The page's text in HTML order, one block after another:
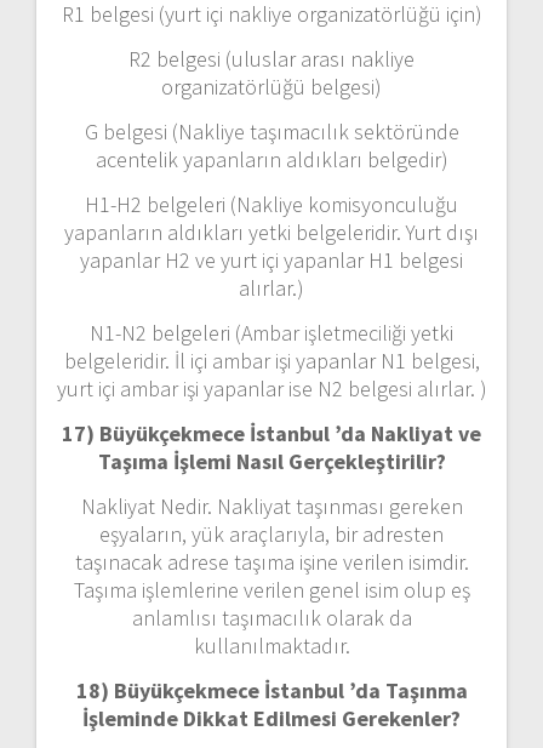
R1 belgesi (yurt içi nakliye organizatörlüğü için)
R2 belgesi (uluslar arası nakliye
organizatörlüğü belgesi)
G belgesi (Nakliye taşımacılık sektöründe
acentelik yapanların aldıkları belgedir)
H1-H2 belgeleri (Nakliye komisyonculuğu
yapanların aldıkları yetki belgeleridir. Yurt dışı
yapanlar H2 ve yurt içi yapanlar H1 belgesi
alırlar.)
N1-N2 belgeleri (Ambar işletmeciliği yetki
belgeleridir. İl içi ambar işi yapanlar N1 belgesi,
yurt içi ambar işi yapanlar ise N2 belgesi alırlar. )
17) Büyükçekmece İstanbul ’da Nakliyat ve
Taşıma İşlemi Nasıl Gerçekleştirilir?
Nakliyat Nedir. Nakliyat taşınması gereken
eşyaların, yük araçlarıyla, bir adresten
taşınacak adrese taşıma işine verilen isimdir.
Taşıma işlemlerine verilen genel isim olup eş
anlamlısı taşımacılık olarak da
kullanılmaktadır.
18) Büyükçekmece İstanbul ’da Taşınma
İşleminde Dikkat Edilmesi Gerekenler?